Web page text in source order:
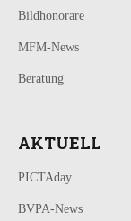
Bildhonorare
MFM-News
Beratung
AKTUELL
PICTAday
BVPA-News